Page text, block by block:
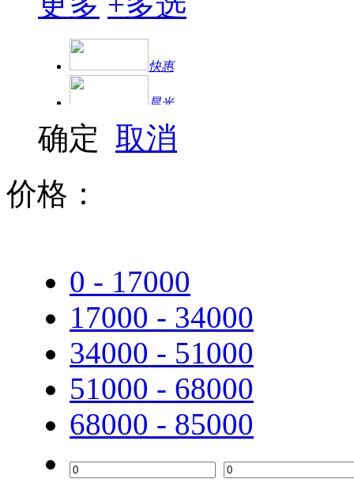
快惠
晨光
得力
TCL
步步高
联想（Lenovo）
惠普
爱普生
联想（ThinkPad）
确定 取消
价格：
0 - 17000
17000 - 34000
34000 - 51000
51000 - 68000
68000 - 85000